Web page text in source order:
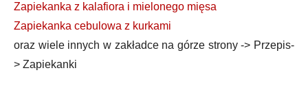
Zapiekanka z kalafiora i mielonego mięsa
Zapiekanka cebulowa z kurkami
oraz wiele innych w zakładce na górze strony -> Przepis-
> Zapiekanki